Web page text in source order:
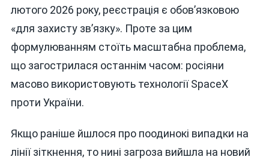
лютого 2026 року, реєстрація є обов’язковою
«для захисту зв’язку». Проте за цим
формулюванням стоїть масштабна проблема,
що загострилася останнім часом: росіяни
масово використовують технології SpaceX
проти України.
Якщо раніше йшлося про поодинокі випадки на
лінії зіткнення, то нині загроза вийшла на новий